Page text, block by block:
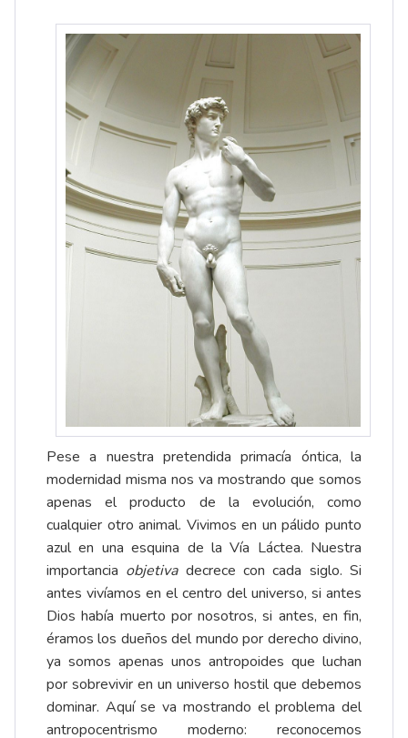
Pese a nuestra pretendida primacía óntica, la
modernidad misma nos va mostrando que somos
apenas el producto de la evolución, como
cualquier otro animal. Vivimos en un pálido punto
azul en una esquina de la Vía Láctea. Nuestra
importancia objetivadecrece con cada siglo. Si
antes vivíamos en el centro del universo, si antes
Dios había muerto por nosotros, si antes, en fin,
éramos los dueños del mundo por derecho divino,
ya somos apenas unos antropoides que luchan
por sobrevivir en un universo hostil que debemos
dominar. Aquí se va mostrando el problema del
antropocentrismo moderno: reconocemos